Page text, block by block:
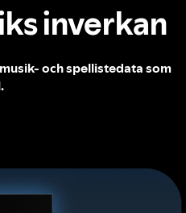
inverkan
och spellistedata som